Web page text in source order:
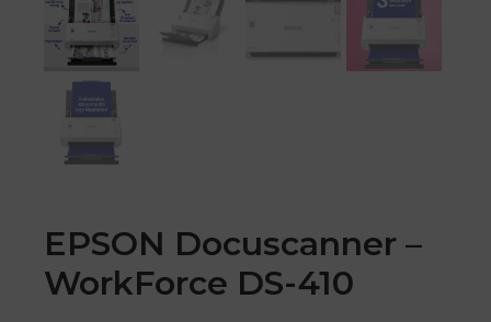
EPSON Docuscanner –
WorkForce DS-410